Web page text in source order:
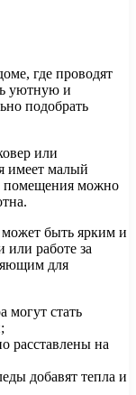
где проводят
уютную и
подобрать
или
имеет малый
помещения можно
быть ярким и
работе за
для
могут стать
расставлены на
добавят тепла и